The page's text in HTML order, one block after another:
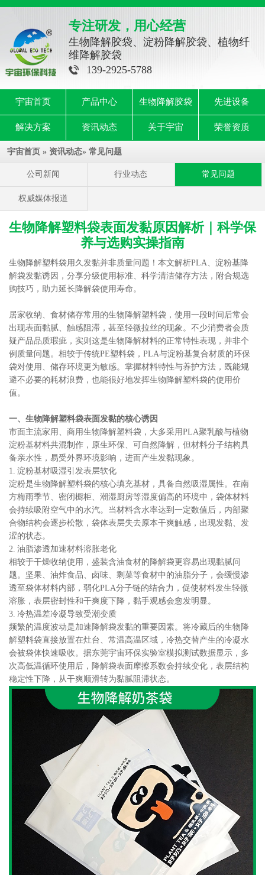
专注研发，用心经营
生物降解胶袋、淀粉降解胶袋、植物纤
维降解胶袋
139-2925-5788
宇宙首页 产品中心 生物降解胶袋 先进设备
解决方案 资讯动态 关于宇宙 荣誉资质
宇宙首页 » 资讯动态» 常见问题
公司新闻 行业动态 常见问题
权威媒体报道
生物降解塑料袋表面发黏原因解析｜科学保
养与选购实操指南
生物降解塑料袋用久发黏并非质量问题！本文解析PLA、淀粉基降
解袋发黏诱因，分享分级使用标准、科学清洁储存方法，附合规选
购技巧，助力延长降解袋使用寿命。
居家收纳、食材储存常用的生物降解塑料袋，使用一段时间后常会
出现表面黏腻、触感阻滞，甚至轻微拉丝的现象。不少消费者会质
疑产品品质瑕疵，实则这是生物降解材料的正常特性表现，并非个
例质量问题。相较于传统PE塑料袋，PLA与淀粉基复合材质的环保
袋对使用、储存环境更为敏感。掌握材料特性与养护方法，既能规
避不必要的耗材浪费，也能很好地发挥生物降解塑料袋的使用价
值。
一、生物降解塑料袋表面发黏的核心诱因
市面主流家用、商用生物降解塑料袋，大多采用PLA聚乳酸与植物
淀粉基材料共混制作，原生环保、可自然降解，但材料分子结构具
备亲水性，易受外界环境影响，进而产生发黏现象。
1. 淀粉基材吸湿引发表层软化
淀粉是生物降解塑料袋的核心填充基材，具备自然吸湿属性。在南
方梅雨季节、密闭橱柜、潮湿厨房等湿度偏高的环境中，袋体材料
会持续吸附空气中的水汽。当材料含水率达到一定数值后，内部聚
合物结构会逐步松散，袋体表层失去原本干爽触感，出现发黏、发
涩的状态。
2. 油脂渗透加速材料溶胀老化
相较于干燥收纳使用，盛装含油食材的降解袋更容易出现黏腻问
题。坚果、油炸食品、卤味、剩菜等食材中的油脂分子，会缓慢渗
透至袋体材料内部，弱化PLA分子链的结合力，促使材料发生轻微
溶胀，表层密封性和干爽度下降，黏手观感会愈发明显。
3. 冷热温差冷凝导致受潮变质
频繁的温度波动是加速降解袋发黏的重要因素。将冷藏后的生物降
解塑料袋直接放置在灶台、常温高温区域，冷热交替产生的冷凝水
会被袋体快速吸收。据东莞宇宙环保实验室模拟测试数据显示，多
次高低温循环使用后，降解袋表面摩擦系数会持续变化，表层结构
稳定性下降，从干爽顺滑转为黏腻阻滞状态。